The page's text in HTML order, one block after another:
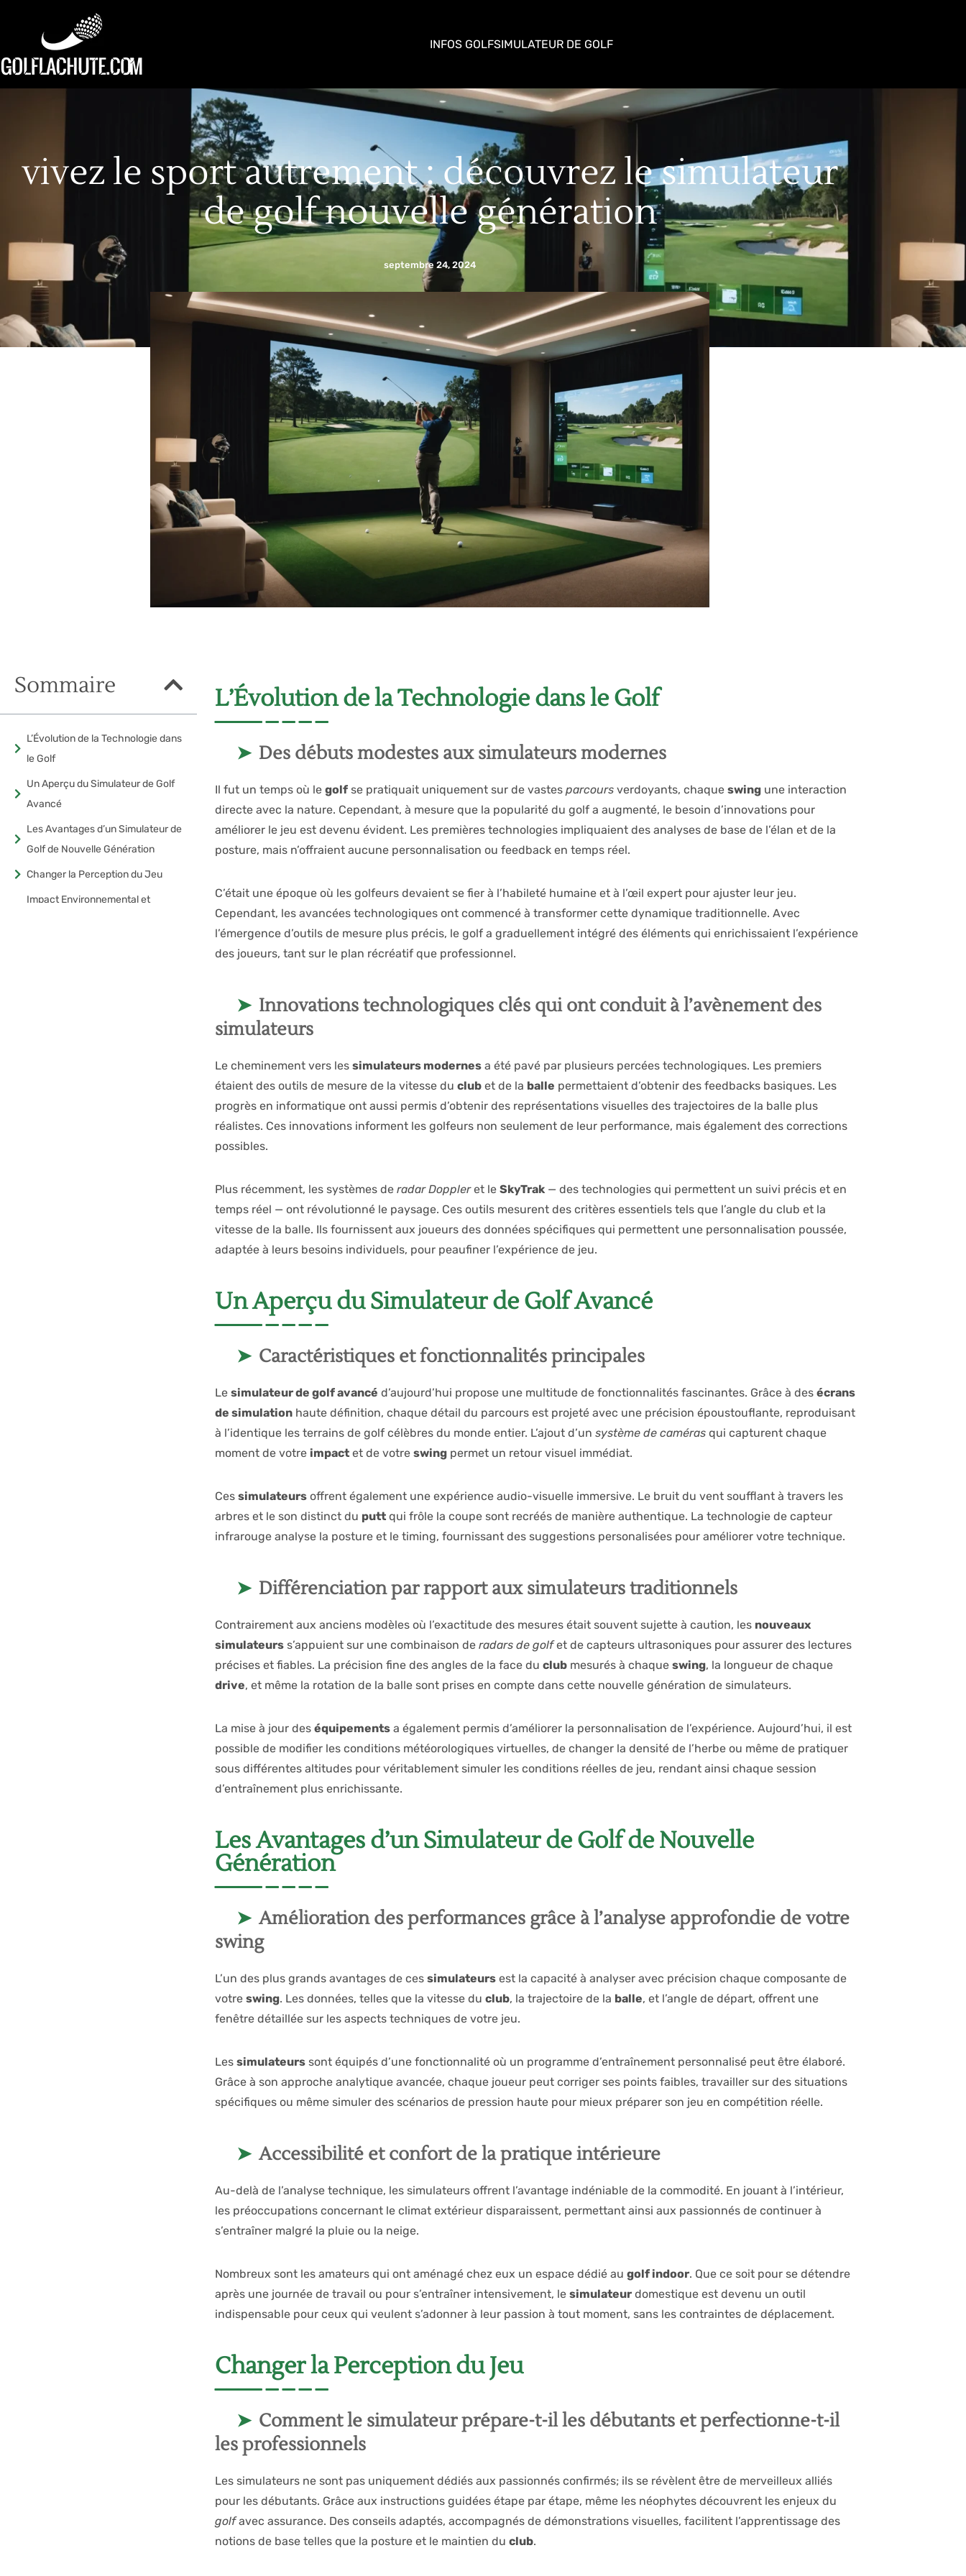
INFOS GOLFSIMULATEUR DE GOLF
vivez le sport autrement : découvrez le simulateur
de golf nouvelle génération
septembre 24, 2024
Sommaire
L’Évolution de la Technologie dans
le Golf
Un Aperçu du Simulateur de Golf
Avancé
Les Avantages d’un Simulateur de
Golf de Nouvelle Génération
Changer la Perception du Jeu
Impact Environnemental et
L’Évolution de la Technologie dans le Golf
Des débuts modestes aux simulateurs modernes
Il fut un temps où le golf se pratiquait uniquement sur de vastes parcours verdoyants, chaque swing une interaction
directe avec la nature. Cependant, à mesure que la popularité du golf a augmenté, le besoin d’innovations pour
améliorer le jeu est devenu évident. Les premières technologies impliquaient des analyses de base de l’élan et de la
posture, mais n’offraient aucune personnalisation ou feedback en temps réel.
C’était une époque où les golfeurs devaient se fier à l’habileté humaine et à l’œil expert pour ajuster leur jeu.
Cependant, les avancées technologiques ont commencé à transformer cette dynamique traditionnelle. Avec
l’émergence d’outils de mesure plus précis, le golf a graduellement intégré des éléments qui enrichissaient l’expérience
des joueurs, tant sur le plan récréatif que professionnel.
Innovations technologiques clés qui ont conduit à l’avènement des
simulateurs
Le cheminement vers les simulateurs modernes a été pavé par plusieurs percées technologiques. Les premiers
étaient des outils de mesure de la vitesse du club et de la balle permettaient d’obtenir des feedbacks basiques. Les
progrès en informatique ont aussi permis d’obtenir des représentations visuelles des trajectoires de la balle plus
réalistes. Ces innovations informent les golfeurs non seulement de leur performance, mais également des corrections
possibles.
Plus récemment, les systèmes de radar Doppleret le SkyTrak — des technologies qui permettent un suivi précis et en
temps réel — ont révolutionné le paysage. Ces outils mesurent des critères essentiels tels que l’angle du club et la
vitesse de la balle. Ils fournissent aux joueurs des données spécifiques qui permettent une personnalisation poussée,
adaptée à leurs besoins individuels, pour peaufiner l’expérience de jeu.
Un Aperçu du Simulateur de Golf Avancé
Caractéristiques et fonctionnalités principales
Le simulateur de golf avancé d’aujourd’hui propose une multitude de fonctionnalités fascinantes. Grâce à des écrans
de simulation haute définition, chaque détail du parcours est projeté avec une précision époustouflante, reproduisant
à l’identique les terrains de golf célèbres du monde entier. L’ajout d’un système de caméras qui capturent chaque
moment de votre impact et de votre swing permet un retour visuel immédiat.
Ces simulateurs offrent également une expérience audio-visuelle immersive. Le bruit du vent soufflant à travers les
arbres et le son distinct du putt qui frôle la coupe sont recréés de manière authentique. La technologie de capteur
infrarouge analyse la posture et le timing, fournissant des suggestions personalisées pour améliorer votre technique.
Différenciation par rapport aux simulateurs traditionnels
Contrairement aux anciens modèles où l’exactitude des mesures était souvent sujette à caution, les nouveaux
simulateurs s’appuient sur une combinaison de radars de golfet de capteurs ultrasoniques pour assurer des lectures
précises et fiables. La précision fine des angles de la face du club mesurés à chaque swing, la longueur de chaque
drive, et même la rotation de la balle sont prises en compte dans cette nouvelle génération de simulateurs.
La mise à jour des équipements a également permis d’améliorer la personnalisation de l’expérience. Aujourd’hui, il est
possible de modifier les conditions météorologiques virtuelles, de changer la densité de l’herbe ou même de pratiquer
sous différentes altitudes pour véritablement simuler les conditions réelles de jeu, rendant ainsi chaque session
d’entraînement plus enrichissante.
Les Avantages d’un Simulateur de Golf de Nouvelle
Génération
Amélioration des performances grâce à l’analyse approfondie de votre
swing
L’un des plus grands avantages de ces simulateurs est la capacité à analyser avec précision chaque composante de
votre swing. Les données, telles que la vitesse du club, la trajectoire de la balle, et l’angle de départ, offrent une
fenêtre détaillée sur les aspects techniques de votre jeu.
Les simulateurs sont équipés d’une fonctionnalité où un programme d’entraînement personnalisé peut être élaboré.
Grâce à son approche analytique avancée, chaque joueur peut corriger ses points faibles, travailler sur des situations
spécifiques ou même simuler des scénarios de pression haute pour mieux préparer son jeu en compétition réelle.
Accessibilité et confort de la pratique intérieure
Au-delà de l’analyse technique, les simulateurs offrent l’avantage indéniable de la commodité. En jouant à l’intérieur,
les préoccupations concernant le climat extérieur disparaissent, permettant ainsi aux passionnés de continuer à
s’entraîner malgré la pluie ou la neige.
Nombreux sont les amateurs qui ont aménagé chez eux un espace dédié au golf indoor. Que ce soit pour se détendre
après une journée de travail ou pour s’entraîner intensivement, le simulateur domestique est devenu un outil
indispensable pour ceux qui veulent s’adonner à leur passion à tout moment, sans les contraintes de déplacement.
Changer la Perception du Jeu
Comment le simulateur prépare-t-il les débutants et perfectionne-t-il
les professionnels
Les simulateurs ne sont pas uniquement dédiés aux passionnés confirmés; ils se révèlent être de merveilleux alliés
pour les débutants. Grâce aux instructions guidées étape par étape, même les néophytes découvrent les enjeux du
golfavec assurance. Des conseils adaptés, accompagnés de démonstrations visuelles, facilitent l’apprentissage des
notions de base telles que la posture et le maintien du club.